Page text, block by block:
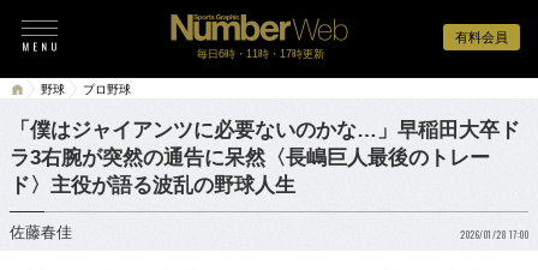
有料会員
毎日6時・11時・17時更新
野球 プロ野球
「僕はジャイアンツに必要ないのかな…」早稲田大卒ド
ラ3右腕が突然の通告に呆然〈長嶋巨人最後のトレー
ド〉主役が語る波乱の野球人生
佐藤春佳 2026/01/28 17:00